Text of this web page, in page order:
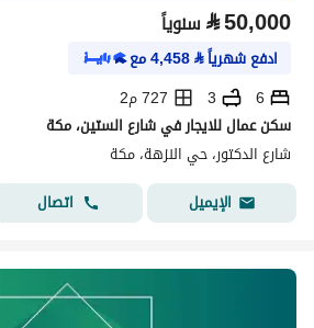
⃁50,000 سنوياً
ادفع شهرياً⃁
4,458مع
6
3
727 م2
سكن عمال للايجار في شارع الستين، مكة
شارع الدكتور، حي النزهة، مكة
الإيميل
اتصال